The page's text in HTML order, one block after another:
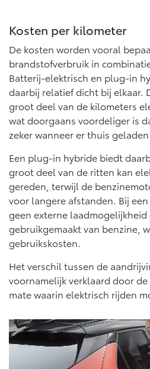
Corolla Cross
HYBRIDE
Vanaf € 39.995,-
Toyota C-HR+
BATTERIJ-ELEKTRISCH
bZ4X
10 jaar batterijgarantie
Onderdelen & Accessoires
Onderdelen
Accessoires
Banden
Connected
Connected Services
MyToyota login
MyToyota App
Abonnementen
Multimedia
Connected check
Navigatie updates
Verzekeren
Toyota Autoverzekering
Toyota Hybride
Bedrijfswagens op maat
Financieren of leasen
Verzekeren
Kosten per kilometer
De kosten worden vooral
brandstofverbruik in
Batterij-elektrisch en plug-in
daarbij relatief dicht bij elkaar.
groot deel van de kilometers
wat doorgaans voordeliger is
zeker wanneer er thuis
Een plug-in hybride biedt
groot deel van de ritten kan
gereden, terwijl de
voor langere afstanden. Bij
geen externe
gebruikgemaakt van benzine,
gebruikskosten.
Het verschil tussen de
voornamelijk verklaard door
mate waarin elektrisch rijden